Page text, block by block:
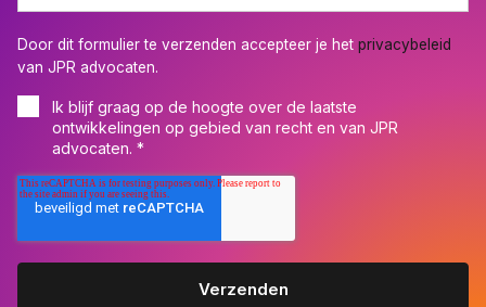
Door dit formulier te verzenden accepteer je het privacybeleid
van JPR advocaten.
Ik blijf graag op de hoogte over de laatste
ontwikkelingen op gebied van recht en van JPR
advocaten. *